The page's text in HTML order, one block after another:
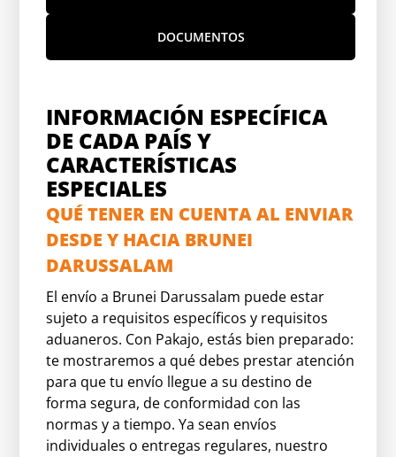
DOCUMENTOS
INFORMACIÓN ESPECÍFICA
DE CADA PAÍS Y
CARACTERÍSTICAS
ESPECIALES
QUÉ TENER EN CUENTA AL ENVIAR
DESDE Y HACIA BRUNEI
DARUSSALAM
El envío a Brunei Darussalam puede estar
sujeto a requisitos específicos y requisitos
aduaneros. Con Pakajo, estás bien preparado:
te mostraremos a qué debes prestar atención
para que tu envío llegue a su destino de
forma segura, de conformidad con las
normas y a tiempo. Ya sean envíos
individuales o entregas regulares, nuestro